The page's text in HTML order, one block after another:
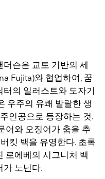
슨은 교토 기반의 세
Fujita)와 협업하여, 꿈
의 일러스트와 도자기
우주의 유쾌 발랄한 생
인공으로 등장하는 것.
어와 오징어가 춤을 추
킷 백을 유영한다. 초록
로에베의 시그니처 백
가 노닌다.